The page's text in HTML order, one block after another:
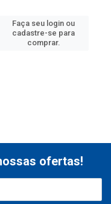
Faça seu login ou
cadastre-se para
comprar.
ofertas!